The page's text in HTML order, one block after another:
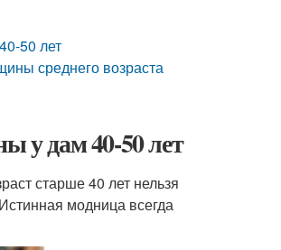
50 лет
среднего возраста
у дам 40-50 лет
старше 40 лет нельзя
модница всегда